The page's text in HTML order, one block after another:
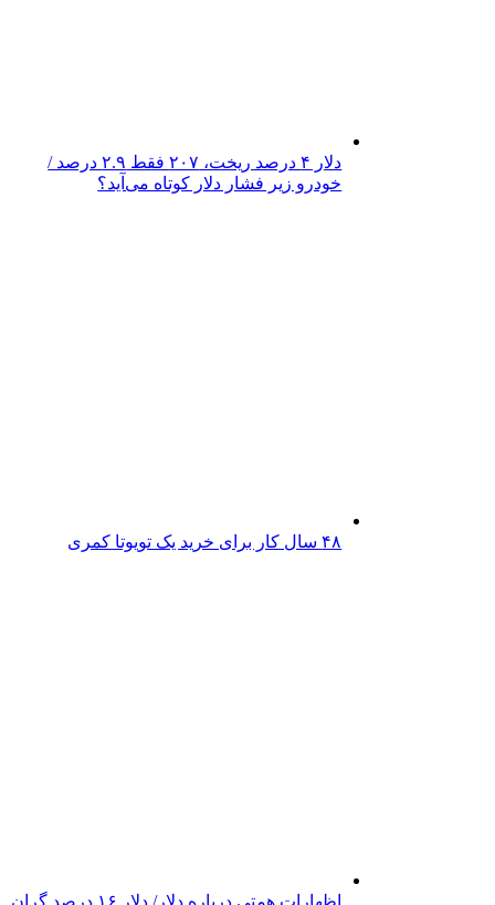
دلار ۴ درصد ریخت، ۲۰۷ فقط ۲.۹ درصد /
خودرو زیر فشار دلار کوتاه می‌آید؟
۴۸ سال کار برای خرید یک تویوتا کمری
اظهارات همتی درباره دلار/ دلار ۱۶ درصد گران